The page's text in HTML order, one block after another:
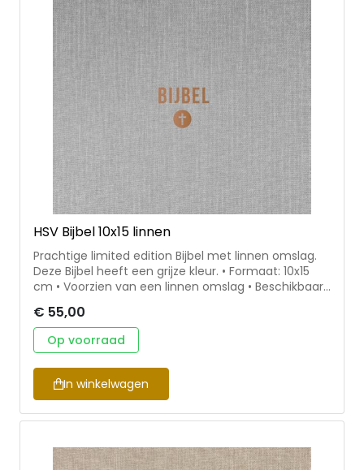
HSV Bijbel 10x15 linnen
Prachtige limited edition Bijbel met linnen omslag.
Deze Bijbel heeft een grijze kleur. • Formaat: 10x15
cm • Voorzien van een linnen omslag • Beschikbaar
€ 55,00
Op voorraad
In winkelwagen